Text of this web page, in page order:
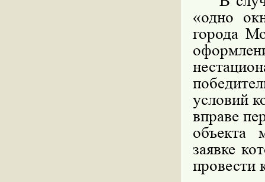
«одно
города
условий
вправе
объекта
заявке
провести